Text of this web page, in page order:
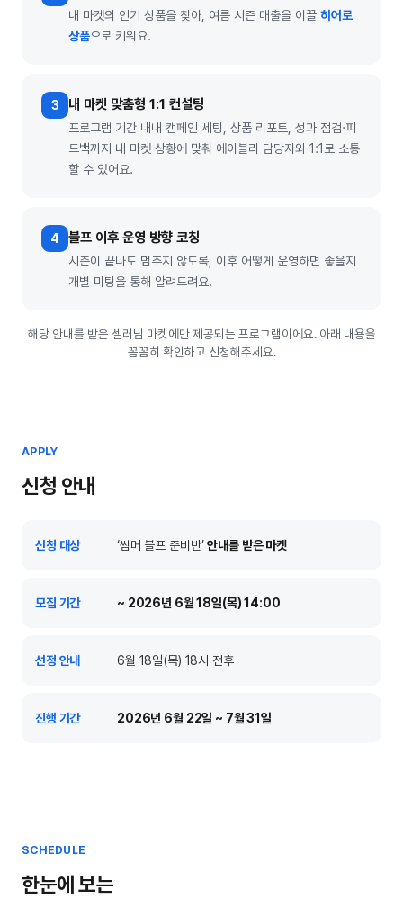
내 마켓의 인기 상품을 찾아, 여름 시즌 매출을 이끌 히어로
상품으로 키워요.
3 내 마켓 맞춤형 1:1 컨설팅
프로그램 기간 내내 캠페인 세팅, 상품 리포트, 성과 점검·피
드백까지 내 마켓 상황에 맞춰 에이블리 담당자와 1:1로 소통
할 수 있어요.
4 블프 이후 운영 방향 코칭
시즌이 끝나도 멈추지 않도록, 이후 어떻게 운영하면 좋을지
개별 미팅을 통해 알려드려요.
해당 안내를 받은 셀러님 마켓에만 제공되는 프로그램이에요. 아래 내용을
꼼꼼히 확인하고 신청해주세요.
APPLY
신청 안내
신청 대상 ‘썸머 블프 준비반’안내를 받은 마켓
모집 기간 ~ 2026년 6월 18일(목) 14:00
선정 안내 6월 18일(목) 18시 전후
진행 기간 2026년 6월 22일 ~ 7월 31일
SCHEDULE
한눈에 보는